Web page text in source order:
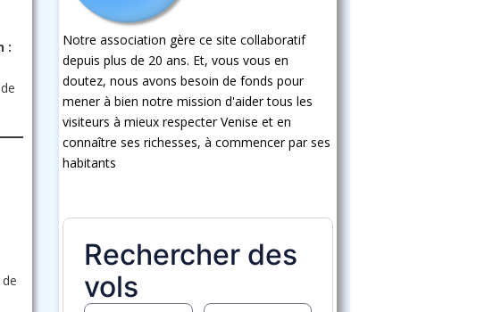
:
Notre association gère ce site collaboratif
depuis plus de 20 ans. Et, vous vous en
doutez, nous avons besoin de fonds pour
mener à bien notre mission d'aider tous les
visiteurs à mieux respecter Venise et en
connaître ses richesses, à commencer par ses
habitants